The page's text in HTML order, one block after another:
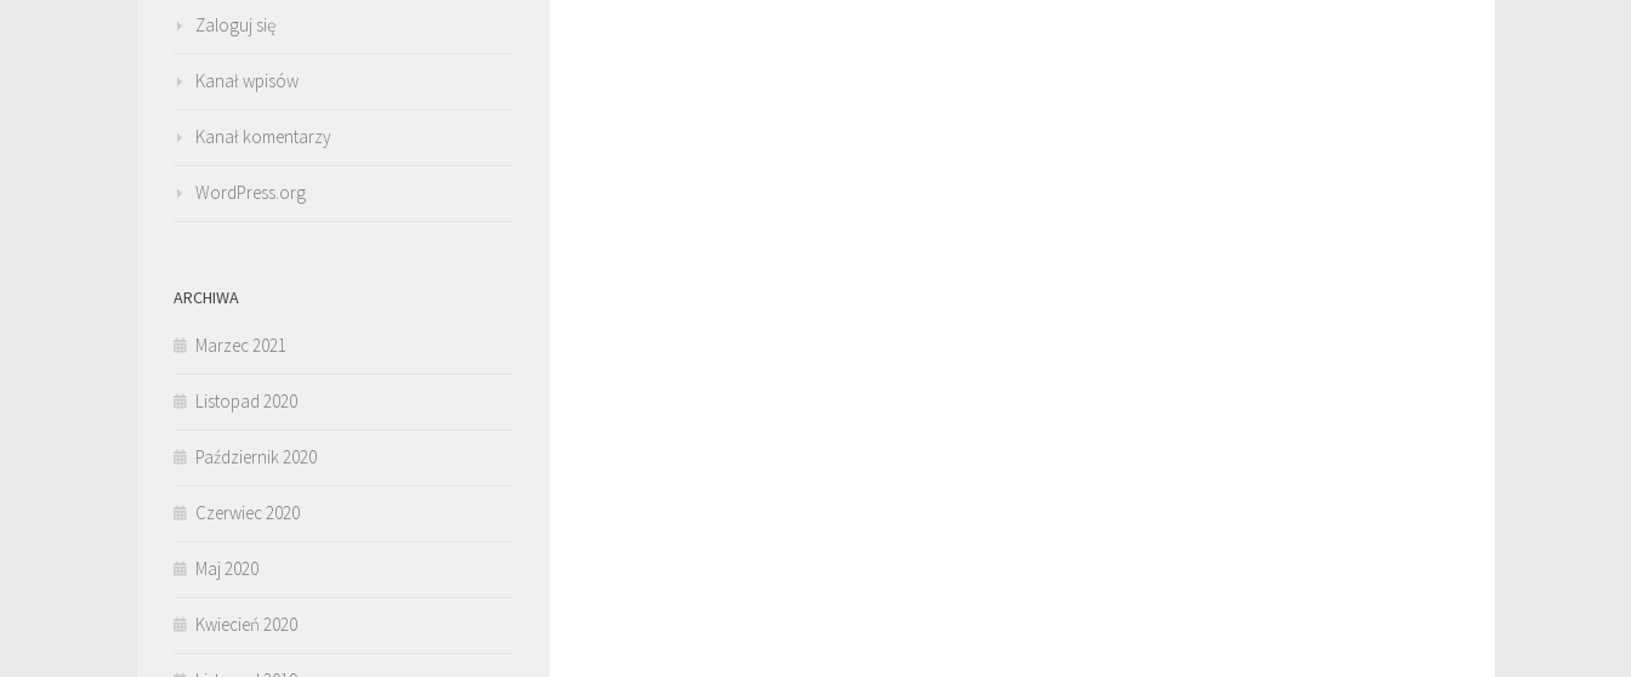
Zaloguj się
Kanał wpisów
Kanał komentarzy
WordPress.org
ARCHIWA
Marzec 2021
Listopad 2020
Październik 2020
Czerwiec 2020
Maj 2020
Kwiecień 2020